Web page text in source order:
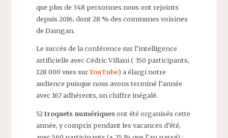
que plus de 348 personnes nous ont rejoints
depuis 2016, dont 28 % des communes voisines
de Damgan.
Le succès de la conférence sur l’intelligence
artificielle avec Cédric Villani ( 350 participants,
128 000 vues surYouTube) a élargi notre
audience puisque nous avons terminé l’année
avec 167 adhérents, un chiffre inégalé.
52troquets numériquesont été organisés cette
année, y compris pendant les vacances d’été,